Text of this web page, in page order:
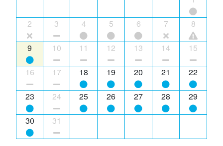
2 3 4 5 6 7 8
9 10 11 12 13 14 15
16 17 18 19 20 21 22
23 24 25 26 27 28 29
30 31